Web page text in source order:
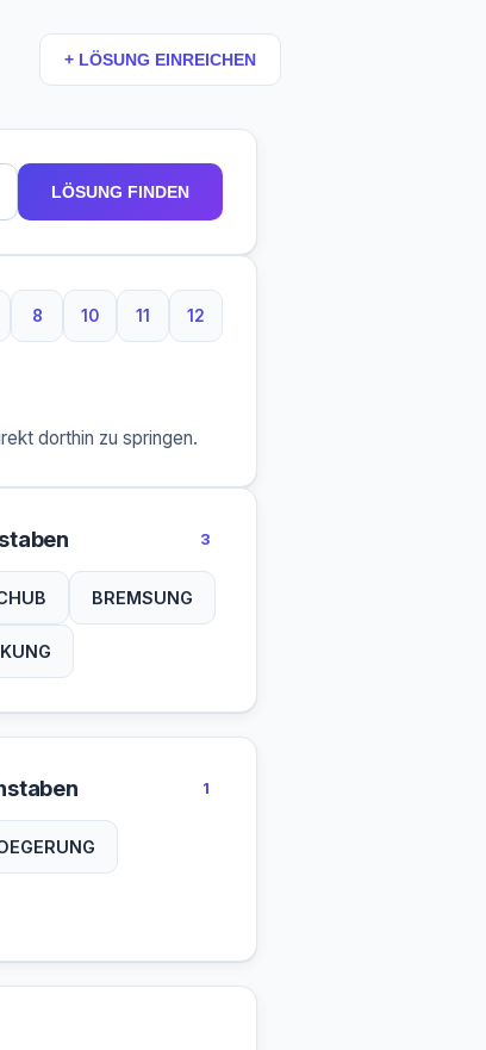
+ LÖSUNG EINREICHEN
LÖSUNG FINDEN
8
8 Buchstaben
10
10 Buchstaben
11
11 Buchstaben
12
12 Buchstaben
dorthin zu springen.
3
BREMSUNG
1